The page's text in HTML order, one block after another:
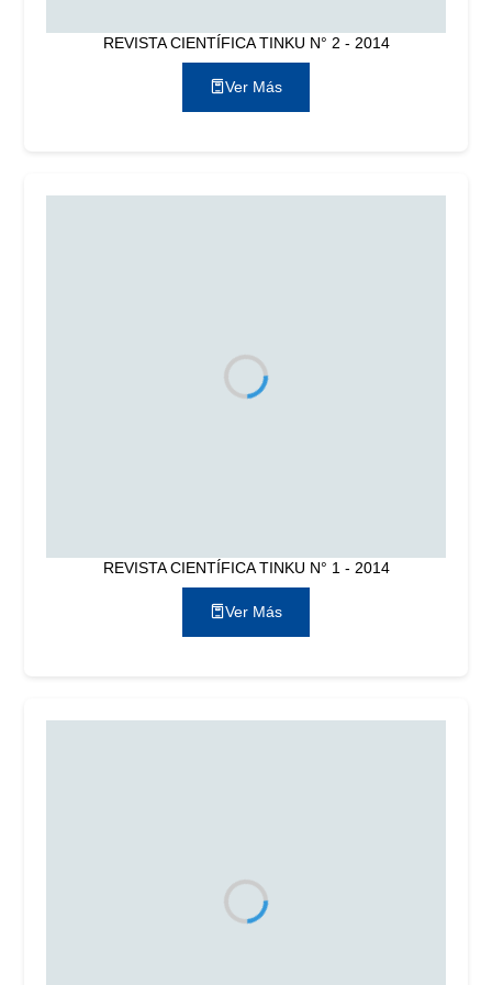
REVISTA CIENTÍFICA TINKU N° 2 - 2014
Ver Más
REVISTA CIENTÍFICA TINKU N° 1 - 2014
Ver Más